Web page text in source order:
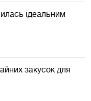
ідеальним
закусок для